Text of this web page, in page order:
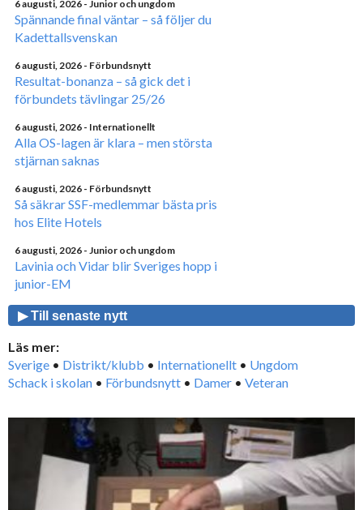
6 augusti, 2026 - Junior och ungdom
Spännande final väntar – så följer du
Kadettallsvenskan
6 augusti, 2026 - Förbundsnytt
Resultat-bonanza – så gick det i
förbundets tävlingar 25/26
6 augusti, 2026 - Internationellt
Alla OS-lagen är klara – men största
stjärnan saknas
6 augusti, 2026 - Förbundsnytt
Så säkrar SSF-medlemmar bästa pris
hos Elite Hotels
6 augusti, 2026 - Junior och ungdom
Lavinia och Vidar blir Sveriges hopp i
junior-EM
▶ Till senaste nytt
Läs mer:
Sverige • Distrikt/klubb • Internationellt • Ungdom
Schack i skolan • Förbundsnytt • Damer • Veteran